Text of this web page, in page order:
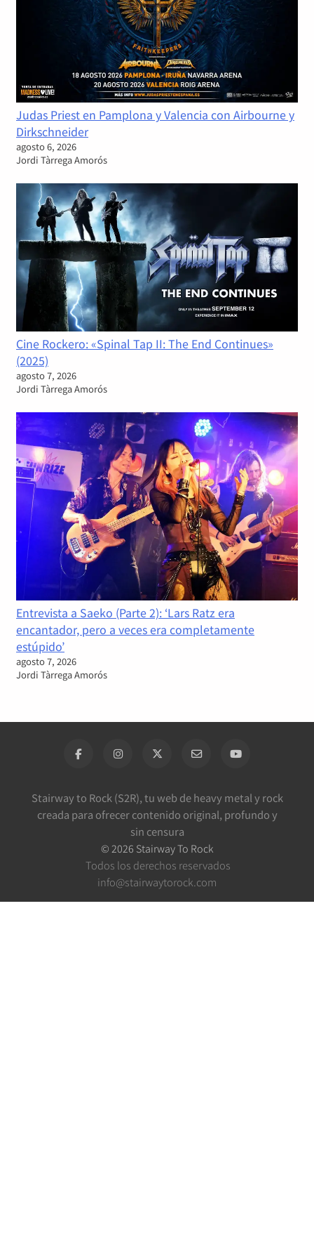
Judas Priest en Pamplona y Valencia con Airbourne y
Dirkschneider
agosto 6, 2026
Jordi Tàrrega Amorós
Cine Rockero: «Spinal Tap II: The End Continues»
(2025)
agosto 7, 2026
Jordi Tàrrega Amorós
Entrevista a Saeko (Parte 2): ‘Lars Ratz era
encantador, pero a veces era completamente
estúpido’
agosto 7, 2026
Jordi Tàrrega Amorós
Stairway to Rock (S2R), tu web de heavy metal y rock
creada para ofrecer contenido original, profundo y
sin censura
© 2026 Stairway To Rock
Todos los derechos reservados
info@stairwaytorock.com